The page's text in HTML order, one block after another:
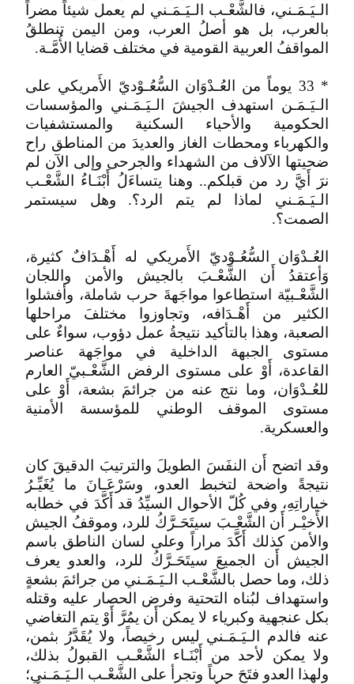
الـيَـمَـني، فالشَّعْـب الـيَـمَـني لم يعمل شيئاً مضراً
بالعرب، بل هو أصلُ العرب، ومن اليمن تنطلقُ
المواقفُ العربية القومية في مختلف قضايا الأُمَّـة.
* 33 يوماً من العُـدْوَان السُّعُـوْديّ الأَمريكي على
الـيَـمَـن استهدف الجيشَ الـيَـمَـني والمؤسسات
الحكومية والأحياء السكنية والمستشفيات
والكهرباء ومحطات الغاز والعديدَ من المناطق راح
ضحيتها الآلاف من الشهداء والجرحى وإلى الآن لم
نرَ أَيَّ رد من قبلكم.. وهنا يتساءَلُ أَبْنَـاءُ الشَّعْـب
الـيَـمَـني لماذا لم يتم الرد؟. وهل سيستمر
الصمت؟.
العُـدْوَان السُّعُـوْديّ الأَمريكي له أَهْـدَافٌ كثيرة،
وَأعتقدُ أَن الشَّعْـبَ بالجيش والأمن واللجان
الشَّعْـبيّة استطاعوا مواجَهةَ حرب شاملة، وأفشلوا
الكثير من أَهْـدَافه، وتجاوزوا مختلفَ مراحلها
الصعبة، وهذا بالتأكيد نتيجةُ عمل دؤوب، سواءٌ على
مستوى الجبهة الداخلية في مواجَهة عناصر
القاعدة، أَوْ على مستوى الرفض الشَّعْـبيّ العارم
للعُـدْوَان، وما نتج عنه من جرائمَ بشعة، أَوْ على
مستوى الموقف الوطني للمؤسسة الأمنية
والعسكرية.
وقد اتضح أَن النفَسَ الطويلَ والترتيبَ الدقيقَ كان
نتيجةً واضحة لتخبط العدو، وسَرْعَـانَ ما يُغَيِّـرُ
خياراتِهِ، وفي كُلّ الأحوال السيِّدُ قد أَكَّدَ في خطابه
الأَخيْـر أَن الشَّعْـبَ سيتَحَـرَّكُ للرد، وموقفُ الجيش
والأمن كذلك أَكَّدَ مراراً وعلى لسان الناطق باسم
الجيش أَن الجميعَ سيتَحَـرَّكُ للرد، والعدو يعرف
ذلك، وما حصل بالشَّعْـب الـيَـمَـني من جرائمَ بشعةٍ
واستهداف لبُناه التحتية وفرض الحصار عليه وقتله
بكل عنجهية وكبرياء لا يمكن أَن يمُرَّ أَوْ يتم التغاضي
عنه فالدم الـيَـمَـني ليس رخيصاً، ولا يُقَدَّرُ بثمن،
ولا يمكن لأحد من أَبْنَـاء الشَّعْـب القبولُ بذلك،
ولهذا العدو فتَحَ حرباً وتجرأ على الشَّعْـب الـيَـمَـني؛